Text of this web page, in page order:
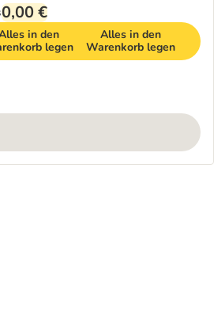
0,00 €
in den
legen
Alles in den
Warenkorb legen